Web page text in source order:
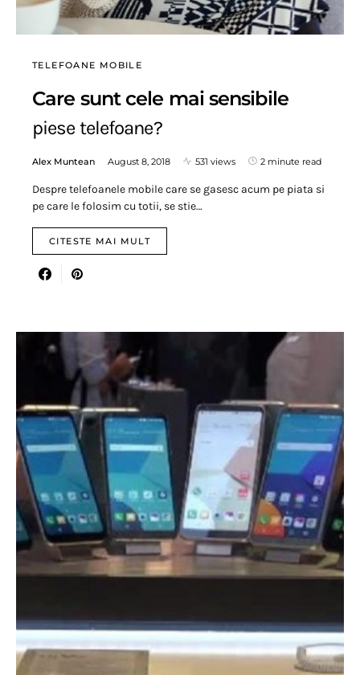
TELEFOANE MOBILE
Care sunt cele mai sensibile
piese telefoane?
Alex Muntean August 8, 2018 531 views 2 minute read
Despre telefoanele mobile care se gasesc acum pe piata si
pe care le folosim cu totii, se stie…
CITESTE MAI MULT